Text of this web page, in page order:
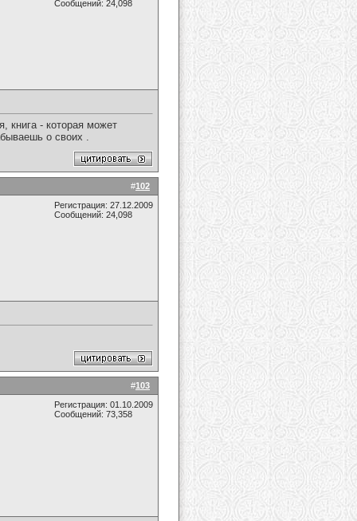
Сообщений: 24,098
книга - которая может
о своих .
#102
Регистрация: 27.12.2009
Сообщений: 24,098
#103
Регистрация: 01.10.2009
Сообщений: 73,358